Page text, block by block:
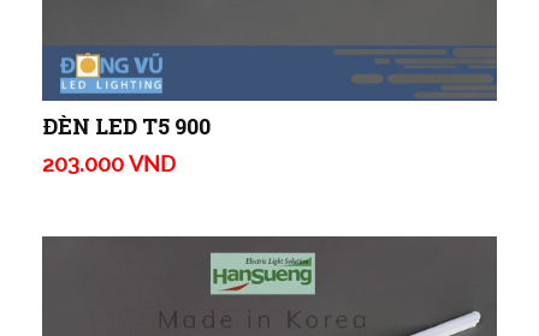
ĐÈN LED T5 900
203.000 VND